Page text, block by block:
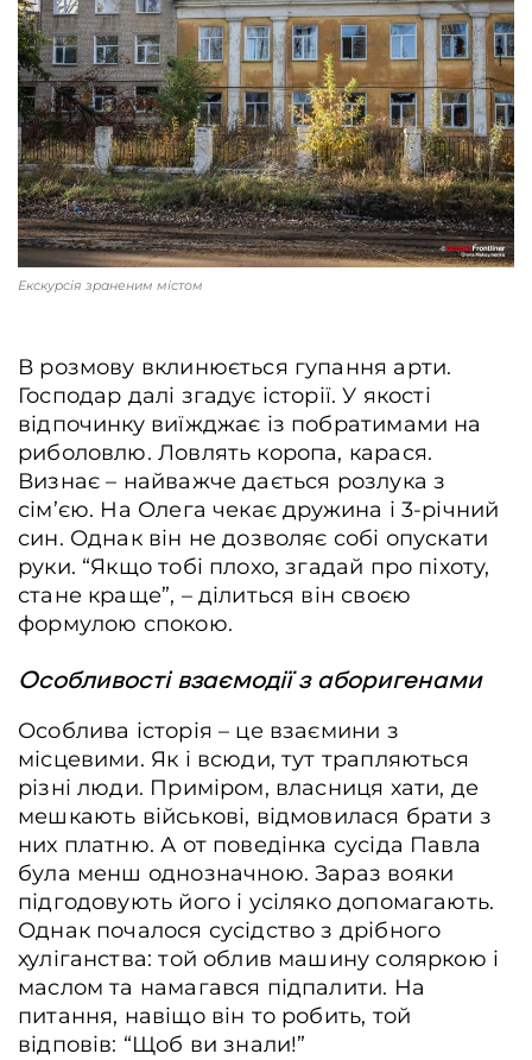
Екскурсія зраненим містом
В розмову вклинюється гупання арти.
Господар далі згадує історії. У якості
відпочинку виїжджає із побратимами на
риболовлю. Ловлять коропа, карася.
Визнає – найважче дається розлука з
сім’єю. На Олега чекає дружина і 3-річний
син. Однак він не дозволяє собі опускати
руки. “Якщо тобі плохо, згадай про піхоту,
стане краще”, – ділиться він своєю
формулою спокою.
Особливості взаємодії з аборигенами
Особлива історія – це взаємини з
місцевими. Як і всюди, тут трапляються
різні люди. Приміром, власниця хати, де
мешкають військові, відмовилася брати з
них платню. А от поведінка сусіда Павла
була менш однозначною. Зараз вояки
підгодовують його і усіляко допомагають.
Однак почалося сусідство з дрібного
хуліганства: той облив машину соляркою і
маслом та намагався підпалити. На
питання, навіщо він то робить, той
відповів: “Щоб ви знали!”